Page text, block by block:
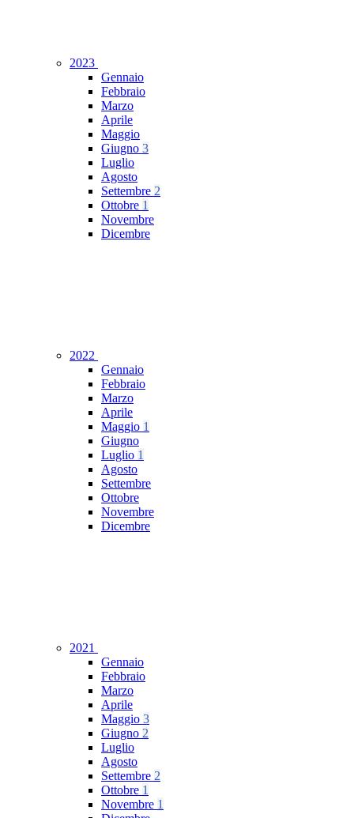
2023
Gennaio
Febbraio
Marzo
Aprile
Maggio
Giugno 3
Luglio
Agosto
Settembre 2
Ottobre 1
Novembre
Dicembre
2022
Gennaio
Febbraio
Marzo
Aprile
Maggio 1
Giugno
Luglio 1
Agosto
Settembre
Ottobre
Novembre
Dicembre
2021
Gennaio
Febbraio
Marzo
Aprile
Maggio 3
Giugno 2
Luglio
Agosto
Settembre 2
Ottobre 1
Novembre 1